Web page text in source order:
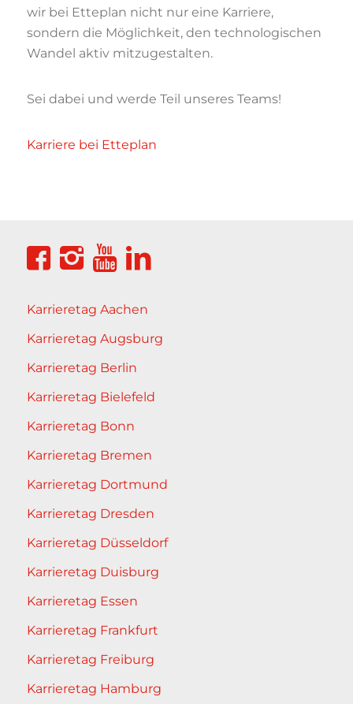
wir bei Etteplan nicht nur eine Karriere,
sondern die Möglichkeit, den technologischen
Wandel aktiv mitzugestalten.
Sei dabei und werde Teil unseres Teams!
Karriere bei Etteplan
Karrieretag Aachen
Karrieretag Augsburg
Karrieretag Berlin
Karrieretag Bielefeld
Karrieretag Bonn
Karrieretag Bremen
Karrieretag Dortmund
Karrieretag Dresden
Karrieretag Düsseldorf
Karrieretag Duisburg
Karrieretag Essen
Karrieretag Frankfurt
Karrieretag Freiburg
Karrieretag Hamburg